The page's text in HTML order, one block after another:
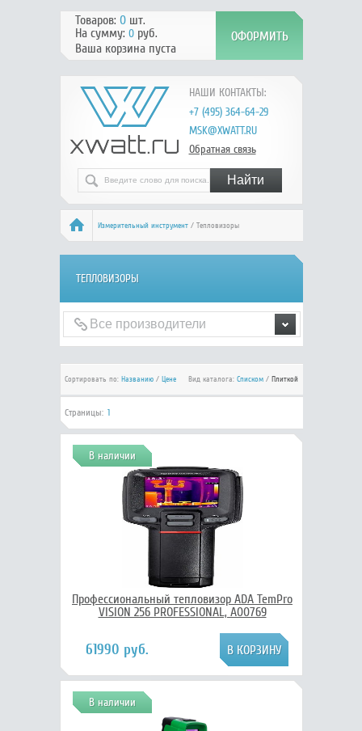
НАШИ КОНТАКТЫ:
+7 (495) 364-64-29
MSK@XWATT.RU
Обратная связь
Товаров: 0шт.
На сумму: 0руб.
Ваша корзина пуста
Измерительный инструмент/ Тепловизоры
ТЕПЛОВИЗОРЫ
Сортировать по: Названию/ Цене Вид каталога: Списком/ Плиткой
Страницы: 1
В наличии
Профессиональный тепловизор ADA TemPro
VISION 256 PROFESSIONAL, А00769
61990 руб.
В наличии